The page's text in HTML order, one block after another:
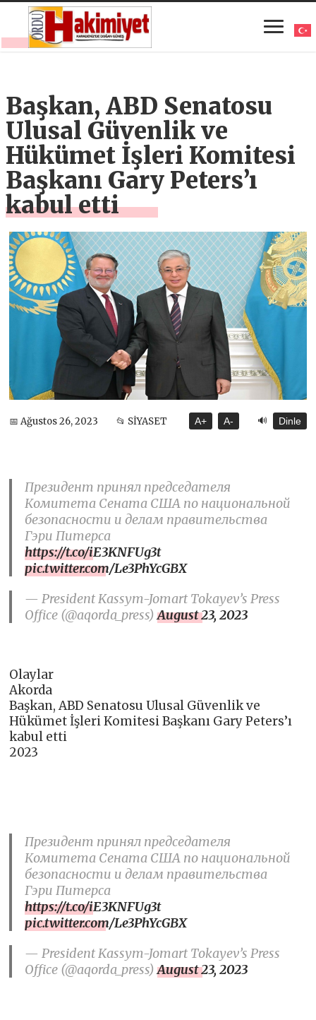
Başkan, ABD Senatosu
Ulusal Güvenlik ve
Hükümet İşleri Komitesi
Başkanı Gary Peters’ı
kabul etti
📅 Ağustos 26, 2023 📂 SİYASET A+ A- 🔊 Dinle
Президент принял председателя
Комитета Сената США по национальной
безопасности и делам правительства
Гэри Питерса
https://t.co/iE3KNFUg3t
pic.twitter.com/Le3PhYcGBX
— President Kassym-Jomart Tokayev’s Press
Office (@aqorda_press)August 23, 2023
Olaylar
Akorda
Başkan, ABD Senatosu Ulusal Güvenlik ve
Hükümet İşleri Komitesi Başkanı Gary Peters’ı
kabul etti
2023
Президент принял председателя
Комитета Сената США по национальной
безопасности и делам правительства
Гэри Питерса
https://t.co/iE3KNFUg3t
pic.twitter.com/Le3PhYcGBX
— President Kassym-Jomart Tokayev’s Press
Office (@aqorda_press)August 23, 2023